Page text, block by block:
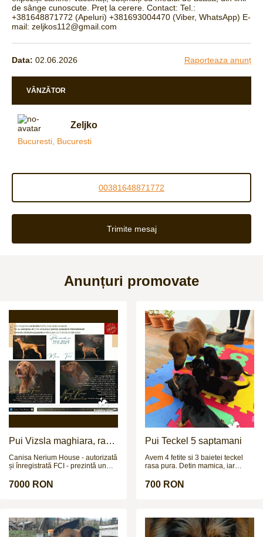
de sânge cunoscute. Preț la cerere. Contact: Tel.:
+381648871772 (Apeluri) +381693004470 (Viber, WhatsApp) E-
mail: zeljkos112@gmail.com
Data: 02.06.2026 Raporteaza anunț
VÂNZĂTOR
Zeljko
Bucuresti, Bucuresti
00381648871772
Trimite mesaj
Anunțuri promovate
Pui Vizsla maghiara, rasa
Canisa Nerium House - autorizată
și înregistrată FCI - prezintă un
de rasa Vizsla maghiară (vișlă) cu
rasă pură, ambii părinți cu teste
de sănătate și teste genetice
7000 RON
Pui Teckel 5 saptamani
Avem 4 fetite si 3 baietei teckel
rasa pura. Detin mamica, iar
cerere. Cateii sunt deparazitati
700 RON